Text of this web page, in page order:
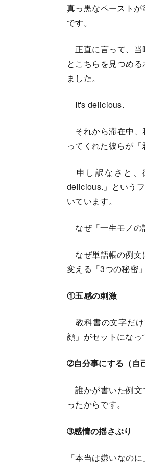
真っ黒なペースト
です。
正直に言って、当
とこちらを見つめ
ました。
It's delicious.
それから滞在中、
ってくれた彼らが
申し訳なさと、
delicious.」という
いています。
なぜ「一生モノの
なぜ単語帳の例文
変える「3つの秘密
①五感の刺激
教科書の文字だ
顔」がセットになっ
➁自分事にする（自
誰かが書いた例文
ったからです。
➂感情の揺さぶり
「本当は嫌いなの